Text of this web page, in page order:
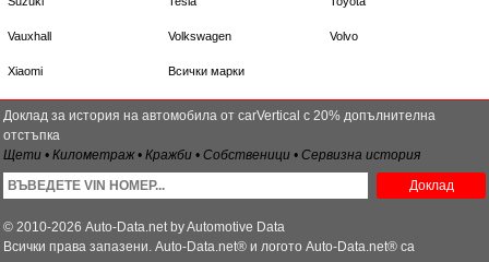
Vauxhall Volkswagen Volvo
Xiaomi Всички марки
Доклад за история на автомобила от carVertical с 20% допълнителна
отстъпка
Щети • Километраж • Кражби • Собственици • Сервизна история
Доклад
© 2010-2026 Auto-Data.net by Automotive Data
Всички права запазени. Auto-Data.net® и логото Auto-Data.net® са